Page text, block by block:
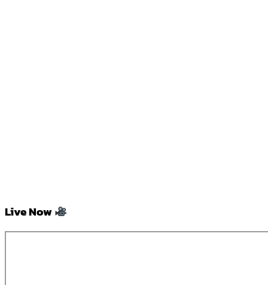
Live Now